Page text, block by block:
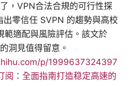
，VPN合法合規的可行性探
出零信任 SVPN 的趨勢與高校
範適配與風險評估。該文於
洞見值得留意。
p/1999637324397
阅：全面指南打造稳定高速的